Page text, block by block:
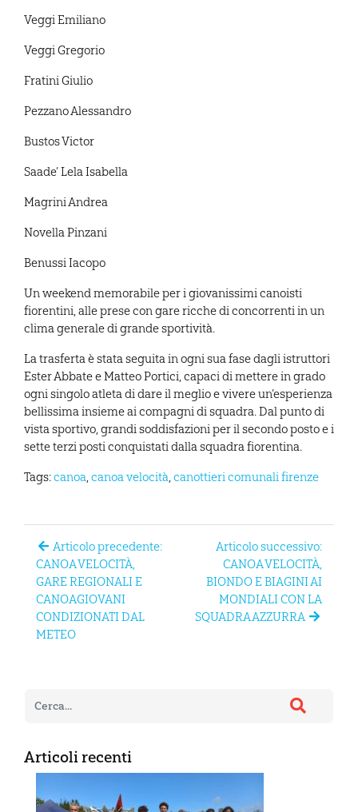
Veggi Emiliano
Veggi Gregorio
Fratini Giulio
Pezzano Alessandro
Bustos Victor
Saade’ Lela Isabella
Magrini Andrea
Novella Pinzani
Benussi Iacopo
Un weekend memorabile per i giovanissimi canoisti
fiorentini, alle prese con gare ricche di concorrenti in un
clima generale di grande sportività.
La trasferta è stata seguita in ogni sua fase dagli istruttori
Ester Abbate e Matteo Portici, capaci di mettere in grado
ogni singolo atleta di dare il meglio e vivere un’esperienza
bellissima insieme ai compagni di squadra. Dal punto di
vista sportivo, grandi soddisfazioni per il secondo posto e i
sette terzi posti conquistati dalla squadra fiorentina.
Tags:canoa canoa velocità canottieri comunali firenze
Articolo precedente:
CANOA VELOCITÀ,
GARE REGIONALI E
CANOAGIOVANI
CONDIZIONATI DAL
METEO
Articolo successivo:
CANOA VELOCITÀ,
BIONDO E BIAGINI AI
MONDIALI CON LA
SQUADRA AZZURRA
Articoli recenti